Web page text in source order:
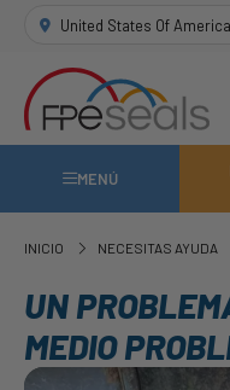
United States Of America
MENÚ
INICIO NECESITAS AYUDA
UN
MEDIO